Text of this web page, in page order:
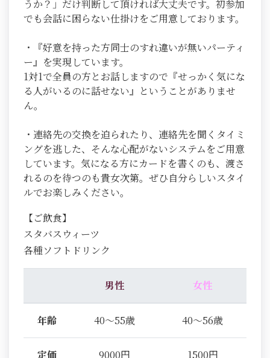
うか？」だけ判断して頂ければ大丈夫です。初参加
でも会話に困らない仕掛けをご用意しております。
・『好意を持った方同士のすれ違いが無いパーティ
ー』を実現しています。
1対1で全員の方とお話しますので『せっかく気にな
る人がいるのに話せない』ということがありませ
ん。
・連絡先の交換を迫られたり、連絡先を聞くタイミ
ングを逃した、そんな心配がないシステムをご用意
しています。気になる方にカードを書くのも、渡さ
れるのを待つのも貴女次第。ぜひ自分らしいスタイ
ルでお楽しみください。
【ご飲食】
スタバスウィーツ
各種ソフトドリンク
男性 女性
年齢 40～55歳 40～56歳
定価 9000円 1500円